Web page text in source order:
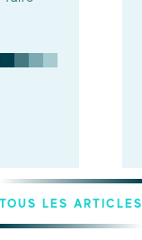
TOUS LES ARTICLES